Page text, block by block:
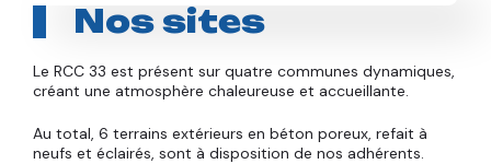
Nos sites
Le RCC 33 est présent sur quatre communes dynamiques,
créant une atmosphère chaleureuse et accueillante.
Au total, 6 terrains extérieurs en béton poreux, refait à
neufs et éclairés, sont à disposition de nos adhérents.